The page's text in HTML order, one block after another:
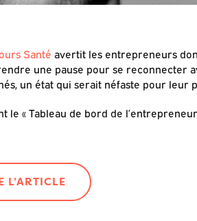
Santé avertit les entrepreneurs
une pause pour se reconnecter
un état qui serait néfaste pour
« Tableau de bord de
L’ARTICLE